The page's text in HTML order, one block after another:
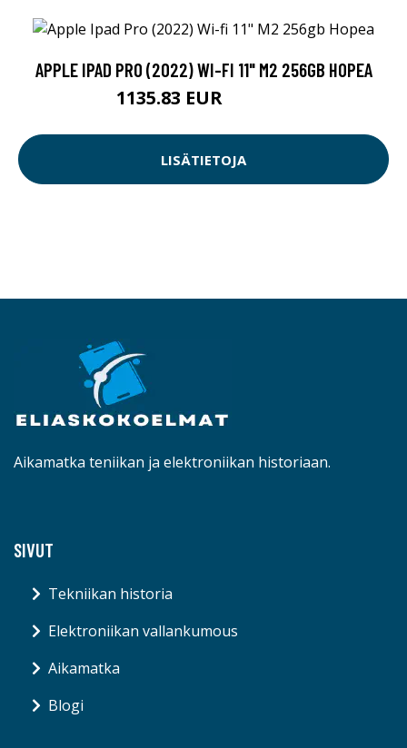
APPLE IPAD PRO (2022) WI-FI 11" M2 256GB HOPEA
1135.83 EUR
LISÄTIETOJA
Aikamatka teniikan ja elektroniikan historiaan.
SIVUT
Tekniikan historia
Elektroniikan vallankumous
Aikamatka
Blogi